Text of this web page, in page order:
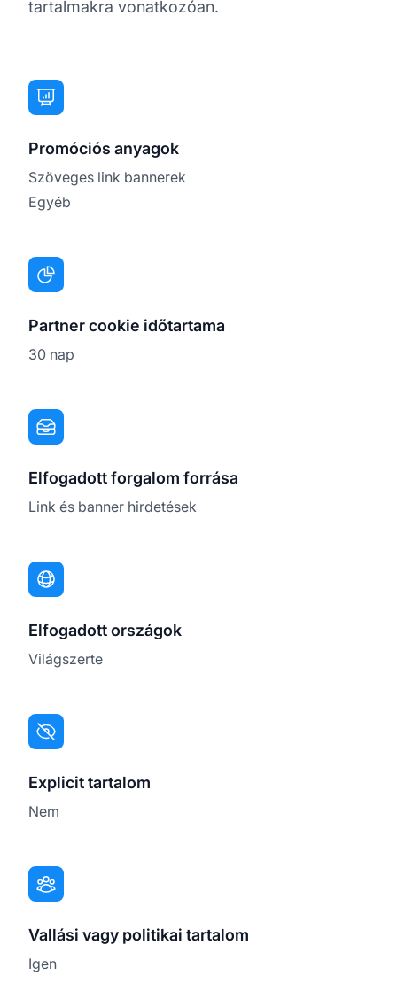
tartalmakra vonatkozóan.
Promóciós anyagok
Szöveges link bannerek
Egyéb
Partner cookie időtartama
30 nap
Elfogadott forgalom forrása
Link és banner hirdetések
Elfogadott országok
Világszerte
Explicit tartalom
Nem
Vallási vagy politikai tartalom
Igen